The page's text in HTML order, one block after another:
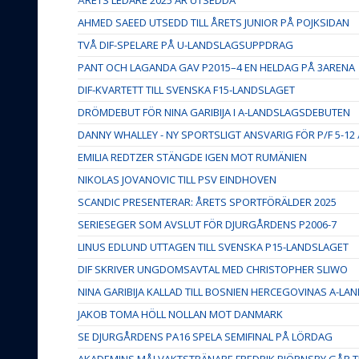
AHMED SAEED UTSEDD TILL ÅRETS JUNIOR PÅ POJKSIDAN
TVÅ DIF-SPELARE PÅ U-LANDSLAGSUPPDRAG
PANT OCH LAGANDA GAV P2015–4 EN HELDAG PÅ 3ARENA
DIF-KVARTETT TILL SVENSKA F15-LANDSLAGET
DRÖMDEBUT FÖR NINA GARIBIJA I A-LANDSLAGSDEBUTEN
DANNY WHALLEY - NY SPORTSLIGT ANSVARIG FÖR P/F 5-12
EMILIA REDTZER STÄNGDE IGEN MOT RUMÄNIEN
NIKOLAS JOVANOVIC TILL PSV EINDHOVEN
SCANDIC PRESENTERAR: ÅRETS SPORTFÖRÄLDER 2025
SERIESEGER SOM AVSLUT FÖR DJURGÅRDENS P2006-7
LINUS EDLUND UTTAGEN TILL SVENSKA P15-LANDSLAGET
DIF SKRIVER UNGDOMSAVTAL MED CHRISTOPHER SLIWO
NINA GARIBIJA KALLAD TILL BOSNIEN HERCEGOVINAS A-
JAKOB TOMA HÖLL NOLLAN MOT DANMARK
SE DJURGÅRDENS PA16 SPELA SEMIFINAL PÅ LÖRDAG